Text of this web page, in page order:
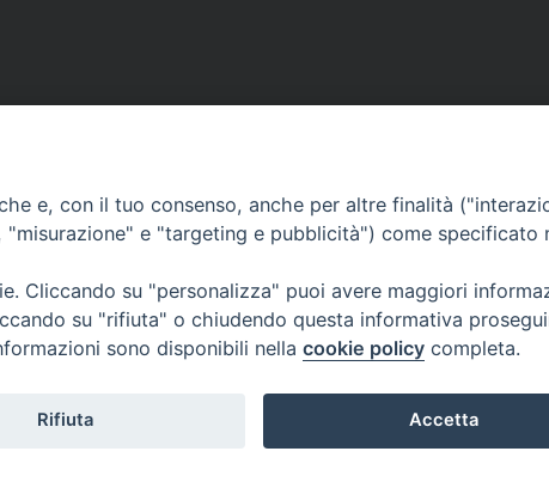
e, con il tuo consenso, anche per altre finalità
e "targeting e pubblicità") come specificato
Cliccando su "personalizza" puoi avere maggiori
su "rifiuta" o chiudendo questa informativa
sono disponibili nella cookie policy completa.
Rifiuta Accetta